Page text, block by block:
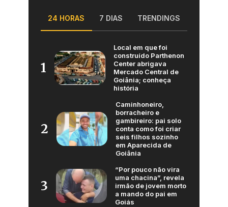
24 HORAS 7 DIAS TRENDINGS
1
Local em que foi
construído Parthenon
Center abrigava
Mercado Central de
Goiânia; conheça
história
2
Caminhoneiro,
borracheiro e
gambireiro: pai solo
conta como foi criar
seis filhos sozinho
em Aparecida de
Goiânia
3
“Por pouco não vira
uma chacina”, revela
irmão de jovem morto
a mando do pai em
Goiás